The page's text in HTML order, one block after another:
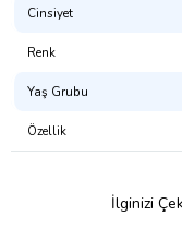
Ürün Kodu:
Cinsiyet
Renk
Yaş Grubu
Özellik
İlginizi